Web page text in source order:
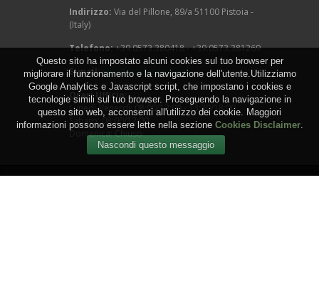
Indirizzo: Via del Pillone, 89/a 51100 Pistoia -
(Italy)
Telefono:+39.0573.380418 - +39.0573.381269
E-mail:info@arcangeligino.it
Orari Ufficio:
Lunedì-Venerdì: 08:00/12:00 - 13:30/18:00
Sabato: 08:00/12:00
Domenica: Chiuso
Questo sito ha impostato alcuni cookies sul tuo browser per
migliorare il funzionamento e la navigazione dell'utente.Utilizziamo
Google Analytics e Javascript script, che impostano i cookies e
tecnologie simili sul tuo browser. Proseguendo la navigazione in
questo sito web, acconsenti all'utilizzo dei cookie. Maggiori
informazioni possono essere lette nella sezione Cookies Disclaimer.